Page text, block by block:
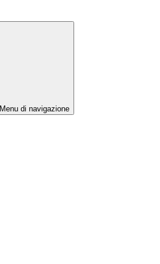
Menu di navigazione